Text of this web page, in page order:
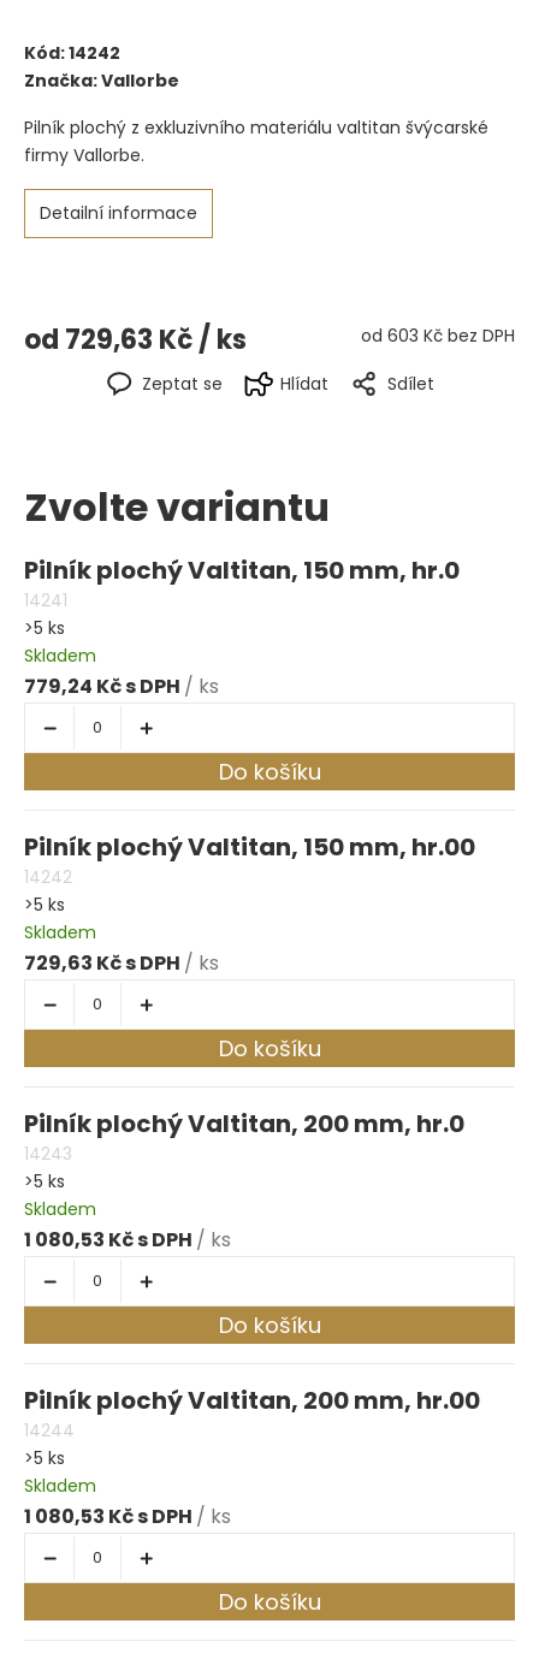
Kód:14242
Značka:Vallorbe
od 729,63 Kč/ ks od 603 Kč bez DPH
Pilník plochý z exkluzivního materiálu valtitan švýcarské
firmy Vallorbe.
Detailní informace
Zeptat se Hlídat Sdílet
Zvolte variantu
Pilník plochý Valtitan, 150 mm, hr.0
14241
>5 ks
Skladem
779,24 Kč / ks
Do košíku
Pilník plochý Valtitan, 150 mm, hr.00
14242
>5 ks
Skladem
729,63 Kč / ks
Do košíku
Pilník plochý Valtitan, 200 mm, hr.0
14243
>5 ks
Skladem
1 080,53 Kč / ks
Do košíku
Pilník plochý Valtitan, 200 mm, hr.00
14244
>5 ks
Skladem
1 080,53 Kč / ks
Do košíku